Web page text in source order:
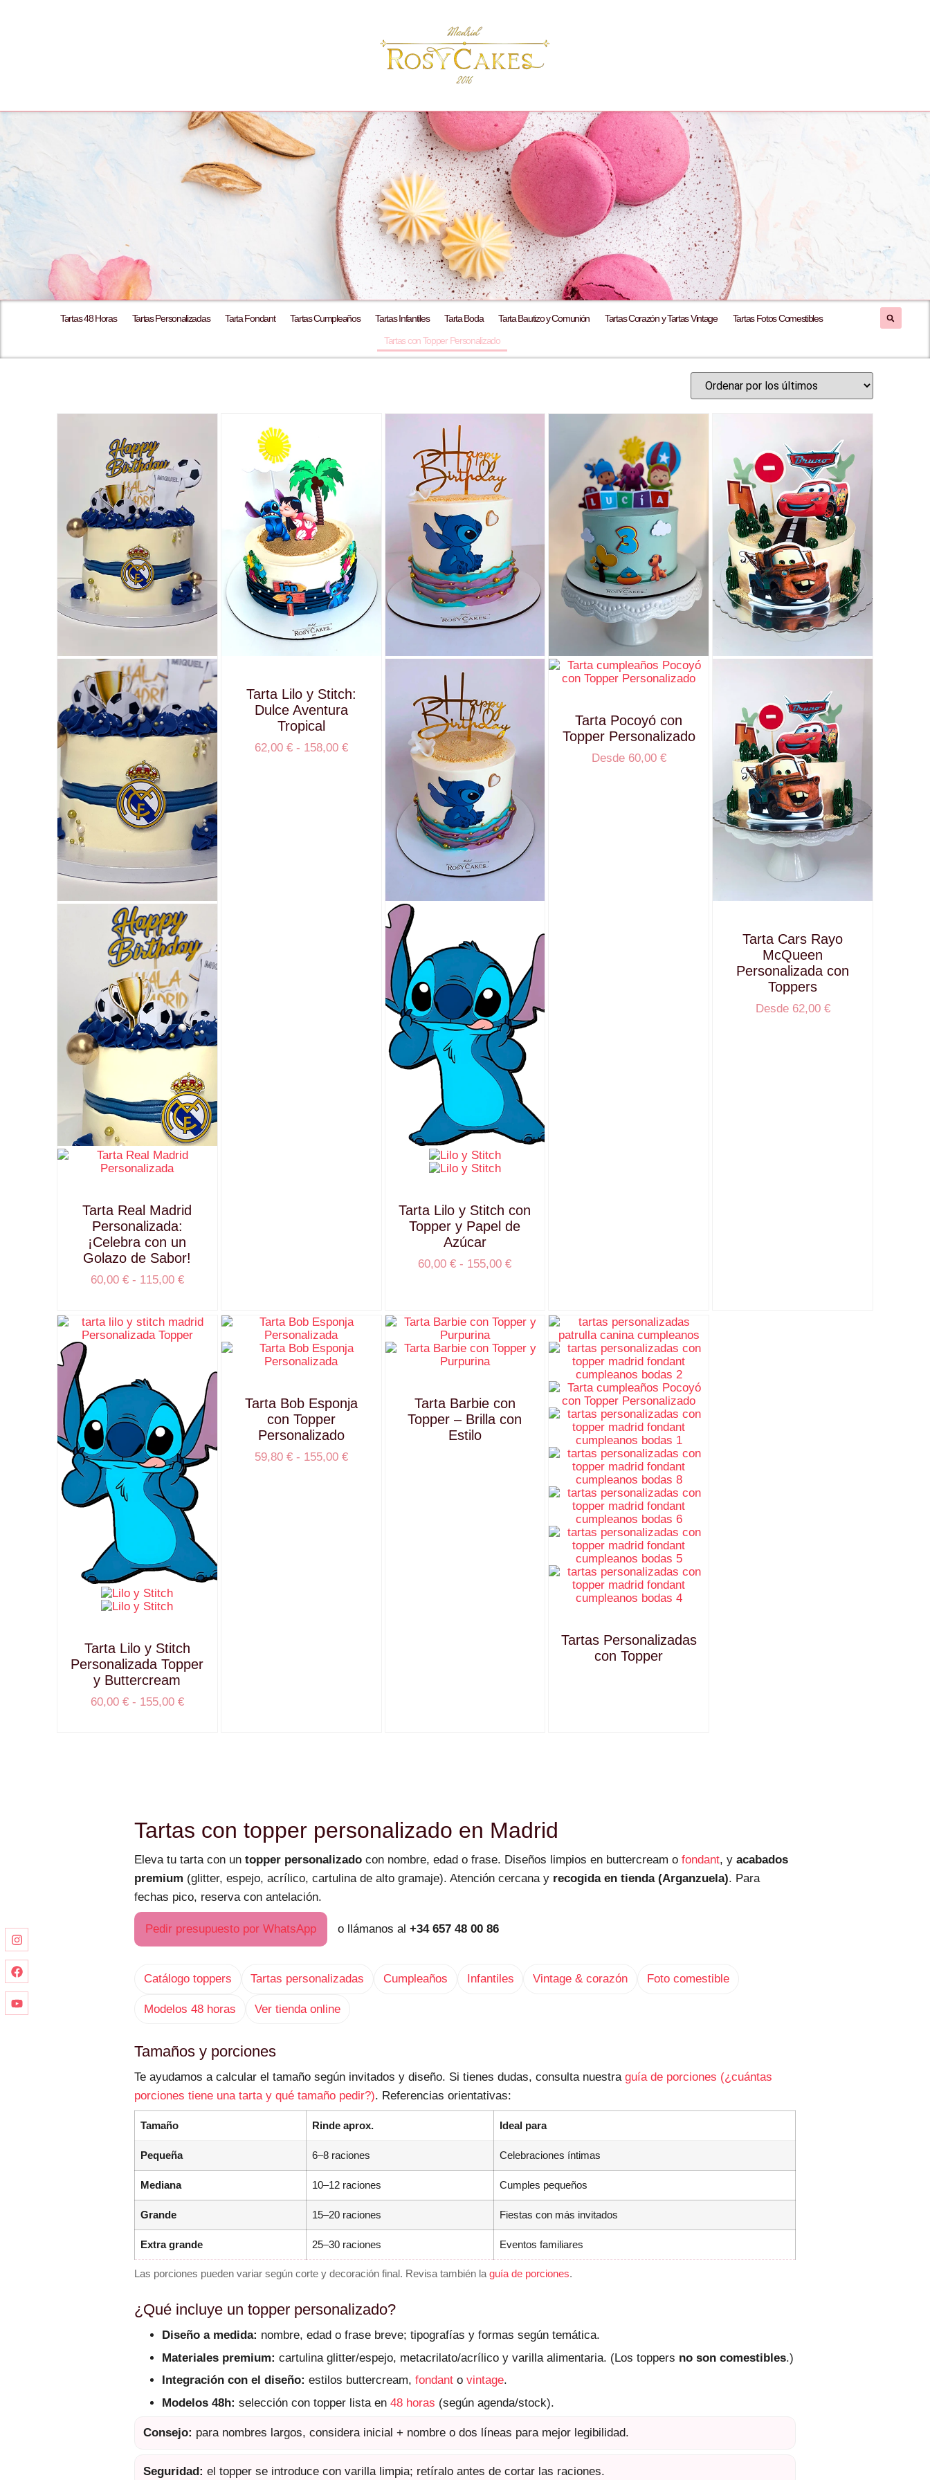
Tartas 48 Horas Tartas Personalizadas Tarta Fondant Tartas Cumpleaños Tartas Infantiles Tarta Boda Tarta Bautizo y Comunión Tartas Corazón y Tartas Vintage
Tartas Fotos Comestibles
Tartas con Topper Personalizado
Tarta Real Madrid
Personalizada:
¡Celebra con un
Golazo de Sabor!
60,00 € - 115,00 €
Tarta Lilo y Stitch:
Dulce Aventura
Tropical
62,00 € - 158,00 €
Tarta Lilo y Stitch con
Topper y Papel de
Azúcar
60,00€ - 155,00€
Tarta Pocoyó con
Topper Personalizado
Desde 60,00 €
Tarta Cars Rayo
McQueen
Personalizada con
Toppers
Desde 62,00 €
Tarta Lilo y Stitch
Personalizada Topper
y Buttercream
60,00 € - 155,00 €
Tarta Bob Esponja
con Topper
Personalizado
59,80 € - 155,00 €
Tarta Barbie con
Topper – Brilla con
Estilo
Tartas Personalizadas
con Topper
Tartas con topper personalizado en Madrid
Eleva tu tarta con un topper personalizado con nombre, edad o frase. Diseños limpios en buttercream o fondant, y acabados
premium (glitter, espejo, acrílico, cartulina de alto gramaje). Atención cercana y recogida en tienda (Arganzuela). Para
fechas pico, reserva con antelación.
Pedir presupuesto por WhatsApp o llámanos al +34 657 48 00 86
Catálogo toppers Tartas personalizadas Cumpleaños Infantiles Vintage & corazón Foto comestible
Modelos 48 horas Ver tienda online
Tamaños y porciones
Te ayudamos a calcular el tamaño según invitados y diseño. Si tienes dudas, consulta nuestra guía de porciones (¿cuántas
porciones tiene una tarta y qué tamaño pedir?). Referencias orientativas:
Tamaño Rinde aprox. Ideal para
Pequeña 6–8 raciones Celebraciones íntimas
Mediana 10–12 raciones Cumples pequeños
Grande 15–20 raciones Fiestas con más invitados
Extra grande 25–30 raciones Eventos familiares
Las porciones pueden variar según corte y decoración final. Revisa también la guía de porciones.
¿Qué incluye un topper personalizado?
Diseño a medida: nombre, edad o frase breve; tipografías y formas según temática.
Materiales premium: cartulina glitter/espejo, metacrilato/acrílico y varilla alimentaria. (Los toppers no son comestibles.)
Integración con el diseño: estilos buttercream, fondant o vintage.
Modelos 48h: selección con topper lista en 48 horas (según agenda/stock).
Consejo: para nombres largos, considera inicial + nombre o dos líneas para mejor legibilidad.
Seguridad: el topper se introduce con varilla limpia; retíralo antes de cortar las raciones.